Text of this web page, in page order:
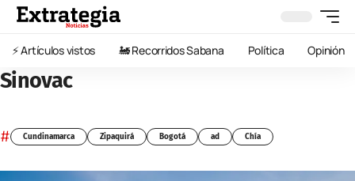
⚡️ Artículos vistos 🚂 Recorridos Sabana Política Opinión
Sinovac
# Cundinamarca Zipaquirá Bogotá ad Chía